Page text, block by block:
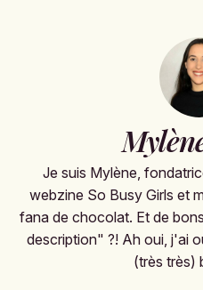
Je suis Mylène,
webzine So Busy Girls et
fana de chocolat. Et de
description" ?! Ah oui, j'ai
(très très)